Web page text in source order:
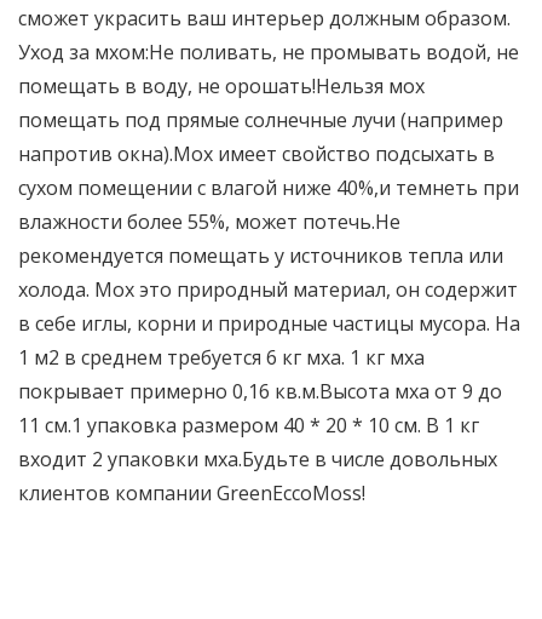
сможет украсить ваш интерьер должным образом.
Уход за мхом:Не поливать, не промывать водой, не
помещать в воду, не орошать!Нельзя мох
помещать под прямые солнечные лучи (например
напротив окна).Мох имеет свойство подсыхать в
сухом помещении с влагой ниже 40%,и темнеть при
влажности более 55%, может потечь.Не
рекомендуется помещать у источников тепла или
холода. Мох это природный материал, он содержит
в себе иглы, корни и природные частицы мусора. На
1 м2 в среднем требуется 6 кг мха. 1 кг мха
покрывает примерно 0,16 кв.м.Высота мха от 9 до
11 см.1 упаковка размером 40 * 20 * 10 см. В 1 кг
входит 2 упаковки мха.Будьте в числе довольных
клиентов компании GreenEccoMoss!